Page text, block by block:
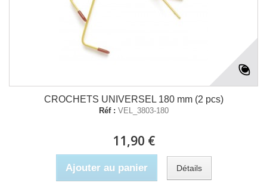
CROCHETS UNIVERSEL 180 mm (2 pcs)
Réf : VEL_3803-180
11,90 €
Ajouter au panier Détails